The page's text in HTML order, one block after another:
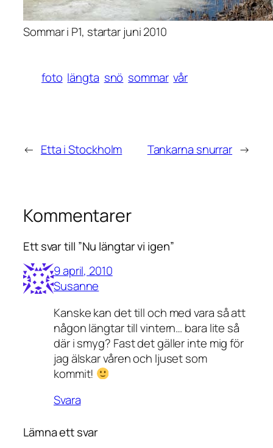
Sommar i P1, startar juni 2010
foto längta snö sommar vår
← Etta i Stockholm Tankarna snurrar →
Kommentarer
Ett svar till ”Nu längtar vi igen”
9 april, 2010
Susanne
Kanske kan det till och med vara så att
någon längtar till vintern… bara lite så
där i smyg? Fast det gäller inte mig för
jag älskar våren och ljuset som
kommit!
Svara
Lämna ett svar